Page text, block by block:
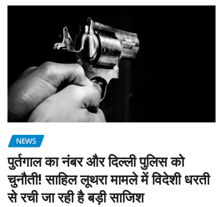
NEWS
पुर्तगाल का नंबर और दिल्ली पुलिस को
चुनौती! साहिल लूथरा मामले में विदेशी धरती
से रची जा रही है बड़ी साजिश